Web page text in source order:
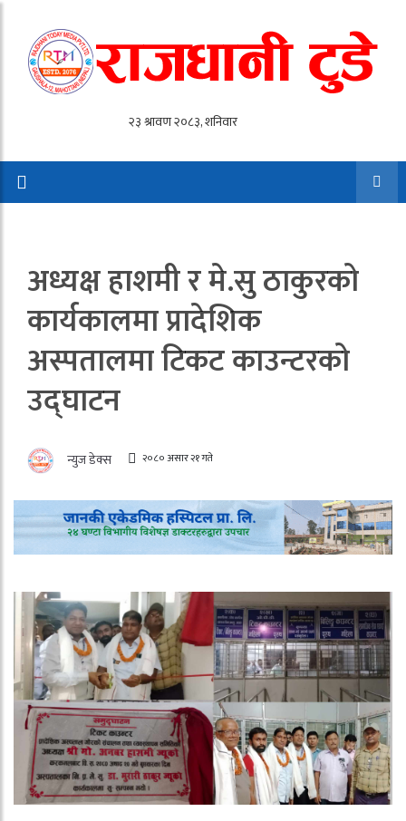
अध्यक्ष हाशमी र मे.सु ठाकुरको
कार्यकालमा प्रादेशिक
अस्पतालमा टिकट काउन्टरको
उद्घाटन
न्युज डेक्स २०८० असार २१ गते